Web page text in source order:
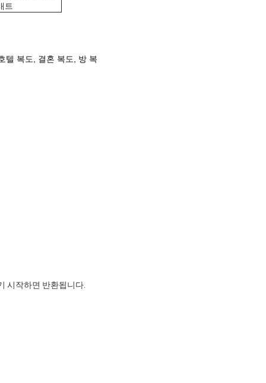
트
텔 복도, 결혼 복도, 방 복
시작하면 반환됩니다.